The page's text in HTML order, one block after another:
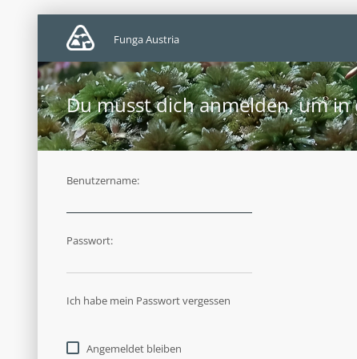
Funga Austria
Du musst dich anmelden, um
Benutzername:
Passwort:
Ich habe mein Passwort vergessen
Angemeldet bleiben